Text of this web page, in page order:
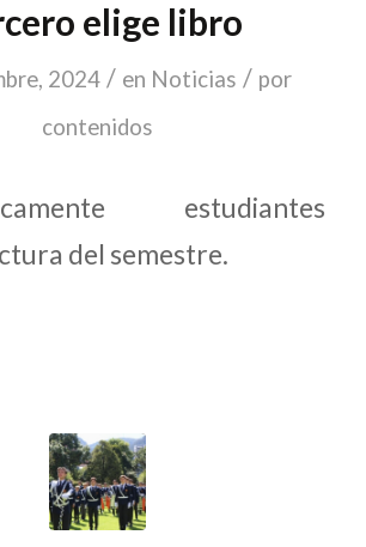
elige libro
2024 / en Noticias / por
contenidos
estudiantes
del semestre.